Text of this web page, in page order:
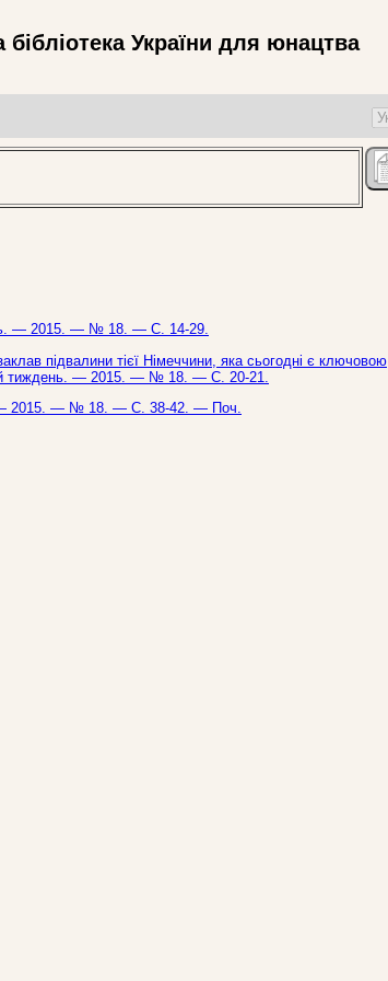
України для юнацтва
— 2015. — № 18. — С. 14-29.
підвалини тієї Німеччини, яка сьогодні є ключовою
тиждень. — 2015. — № 18. — С. 20-21.
— 2015. — № 18. — С. 38-42. — Поч.